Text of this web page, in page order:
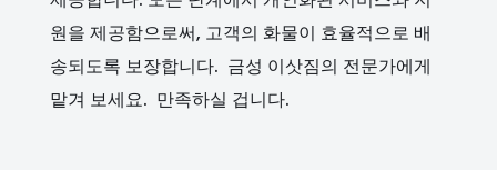
원을 제공함으로써, 고객의 화물이 효율적으로 배
송되도록 보장합니다. 금성 이삿짐의 전문가에게
맡겨 보세요. 만족하실 겁니다.